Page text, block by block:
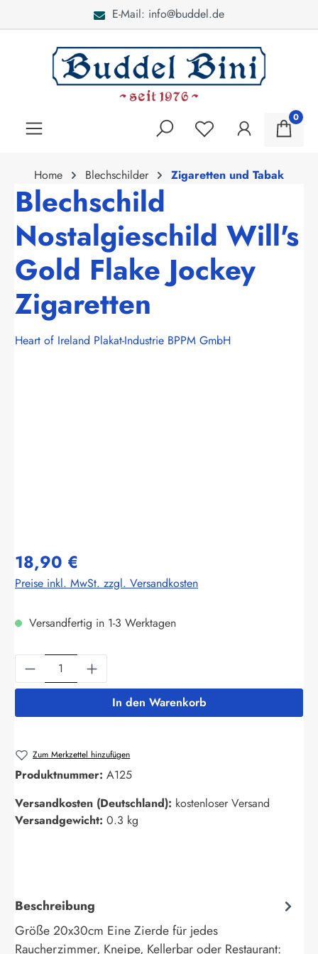
E-Mail: info@buddel.de
0
Home Blechschilder Zigaretten und Tabak
Blechschild
Nostalgieschild Will's
Gold Flake Jockey
Zigaretten
Heart of Ireland Plakat-Industrie BPPM GmbH
18,90 €
Preise inkl. MwSt. zzgl. Versandkosten
Versandfertig in 1-3 Werktagen
Produkt Anzahl: Gib den gewünschten
In den Warenkorb
Zum Merkzettel hinzufügen
Produktnummer: A125
Versandkosten (Deutschland): kostenloser Versand
Versandgewicht: 0.3 kg
Beschreibung
Größe 20x30cm Eine Zierde für jedes
Raucherzimmer, Kneipe, Kellerbar oder Restaurant: